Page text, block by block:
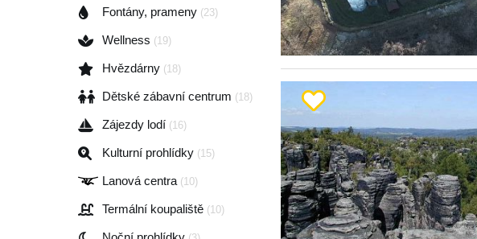
Fontány, prameny (23)
Wellness (19)
Hvězdárny (18)
Dětské zábavní centrum (18)
Zájezdy lodí (16)
Kulturní prohlídky (15)
Lanová centra (10)
Termální koupaliště (10)